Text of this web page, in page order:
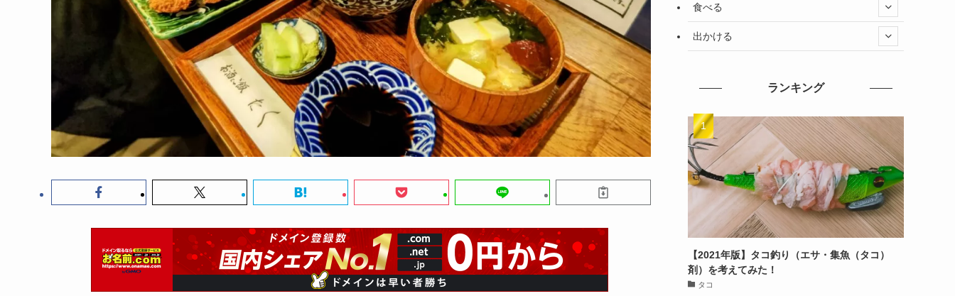
食べる
出かける
ランキング
【2021年版】タコ釣り（エサ・集魚（タコ）
剤）を考えてみた！
タコ